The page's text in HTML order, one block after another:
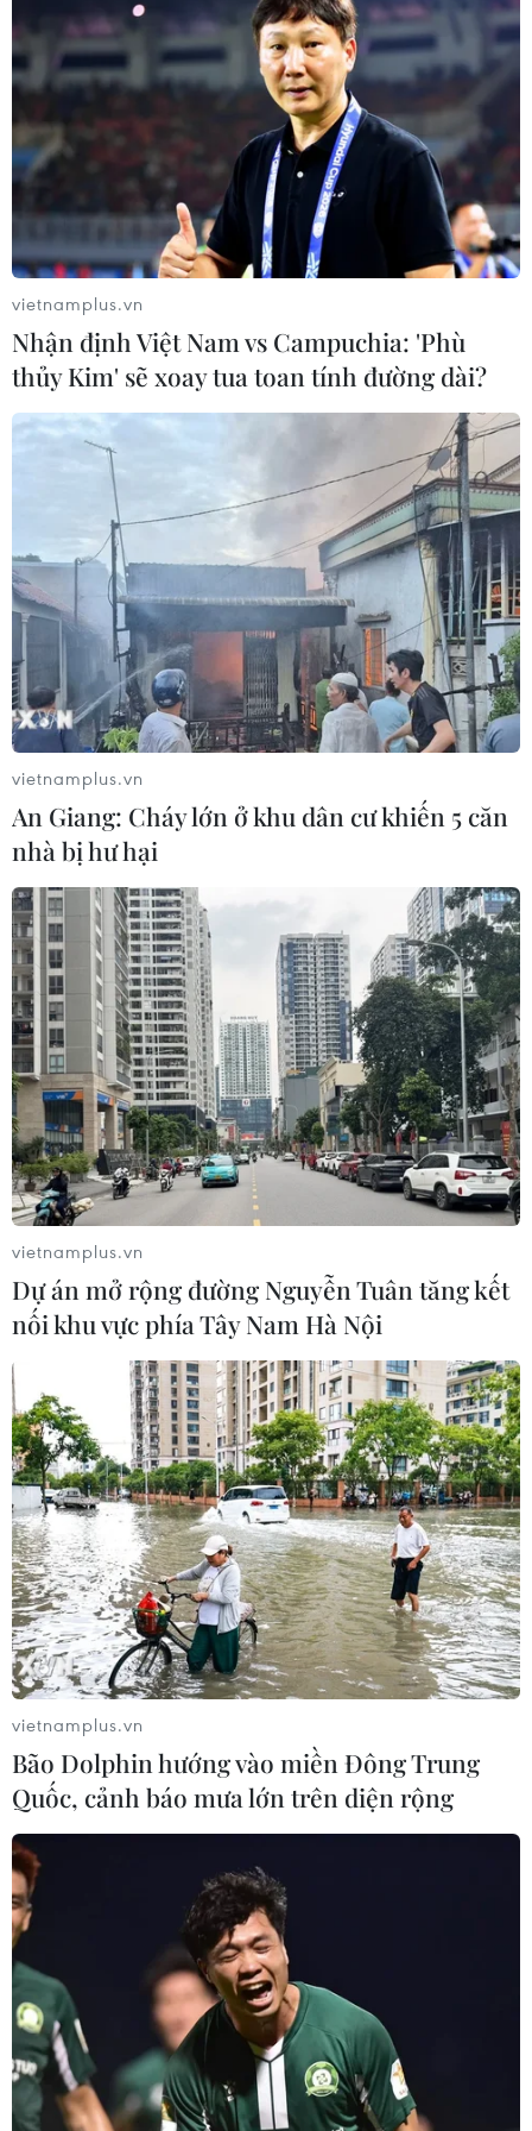
vietnamplus.vn
Nhận định Việt Nam vs Campuchia: 'Phù
thủy Kim' sẽ xoay tua toan tính đường dài?
vietnamplus.vn
An Giang: Cháy lớn ở khu dân cư khiến 5 căn
nhà bị hư hại
vietnamplus.vn
Dự án mở rộng đường Nguyễn Tuân tăng kết
nối khu vực phía Tây Nam Hà Nội
vietnamplus.vn
Bão Dolphin hướng vào miền Đông Trung
Quốc, cảnh báo mưa lớn trên diện rộng